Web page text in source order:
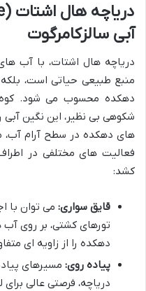
آبی سالزکامرگوت
دریاچه هال اشتات، با آب
منبع طبیعی حیاتی است،
دهکده محسوب می شود.
شکوهی بی نظیر، این نگین آبی
های دهکده در سطح آرام آب،
فعالیت های مختلفی در
کشد:
قایق سواری: می توان با
تورهای کشتی، بر روی آب
دهکده را از زاویه ای
پیاده روی: مسیرهای
دریاچه، فرصتی عالی